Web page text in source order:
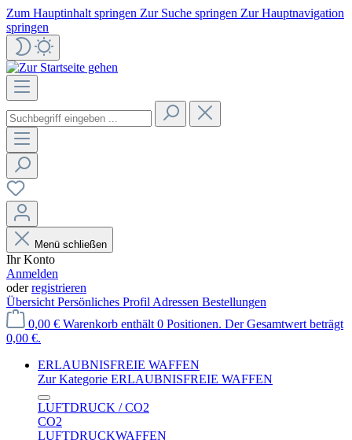
Zum Hauptinhalt springen Zur Suche springen Zur Hauptnavigation
springen
Menü schließen
Ihr Konto
Anmelden
oderregistrieren
Übersicht Persönliches Profil Adressen Bestellungen
0,00 € Warenkorb enthält 0 Positionen. Der Gesamtwert beträgt
0,00 €.
ERLAUBNISFREIE WAFFEN
Zur Kategorie ERLAUBNISFREIE WAFFEN
LUFTDRUCK / CO2
CO2
LUFTDRUCKWAFFEN